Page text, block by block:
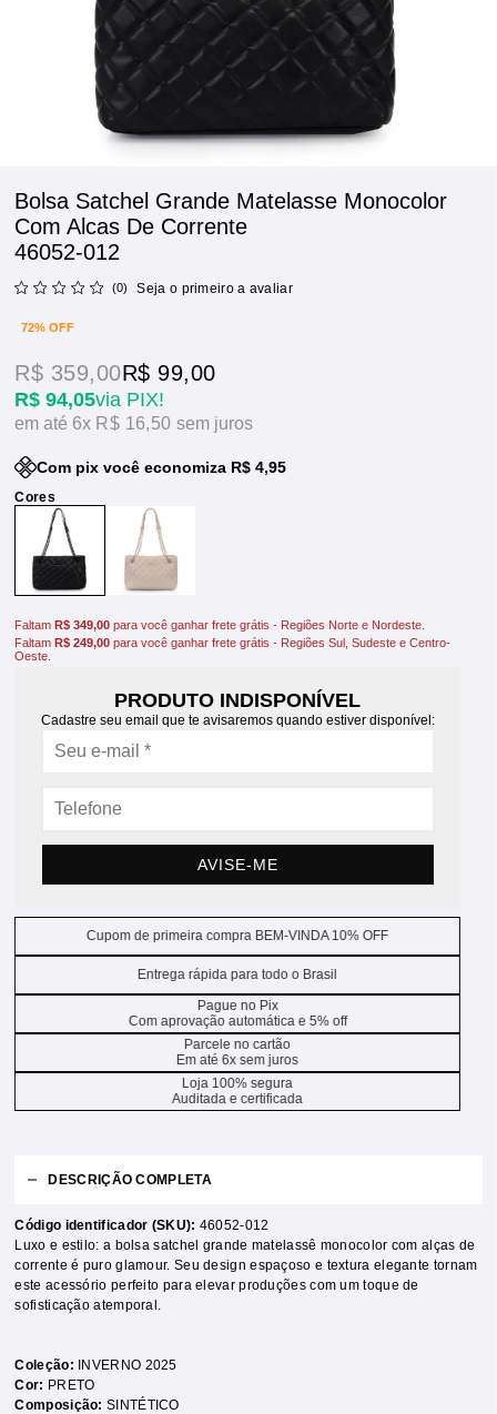
Bolsa Satchel Grande Matelasse Monocolor
Com Alcas De Corrente
46052-012
(0) Seja o primeiro a avaliar
72% OFF
R$ 94,05via PIX!
R$ 359,00R$ 99,00
6x R$ 16,50sem juros
Com pix você economiza R$ 4,95
FaltamR$ 349,00 para você ganhar frete grátis - Regiões Norte e Nordeste.
FaltamR$ 249,00 para você ganhar frete grátis - Regiões Sul, Sudeste e Centro-
Oeste.
PRODUTO INDISPONÍVEL
Cadastre seu email que te avisaremos quando estiver disponível:
AVISE-ME
Cupom de primeira compra BEM-VINDA 10% OFF
Entrega rápida para todo o Brasil
Pague no Pix
Com aprovação automática e 5% off
Parcele no cartão
Em até 6x sem juros
Loja 100% segura
Auditada e certificada
DESCRIÇÃO COMPLETA
Código identificador (SKU): 46052-012
Luxo e estilo: a bolsa satchel grande matelassê monocolor com alças de
corrente é puro glamour. Seu design espaçoso e textura elegante tornam
este acessório perfeito para elevar produções com um toque de
sofisticação atemporal.
Coleção: INVERNO 2025
Cor: PRETO
Composição:SINTÉTICO